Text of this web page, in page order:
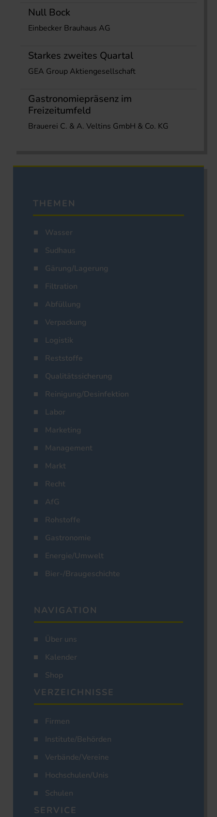
Null Bock
Einbecker Brauhaus AG
Starkes zweites Quartal
GEA Group Aktiengesellschaft
Gastronomiepräsenz im
Freizeitumfeld
Brauerei C. & A. Veltins GmbH & Co. KG
THEMEN
Wasser
Sudhaus
Gärung/Lagerung
Filtration
Abfüllung
Verpackung
Logistik
Reststoffe
Qualitätssicherung
Reinigung/Desinfektion
Labor
Marketing
Management
Markt
Recht
AfG
Rohstoffe
Gastronomie
Energie/Umwelt
Bier-/Braugeschichte
NAVIGATION
Über uns
Kalender
Shop
VERZEICHNISSE
Firmen
Institute/Behörden
Verbände/Vereine
Hochschulen/Unis
Schulen
SERVICE